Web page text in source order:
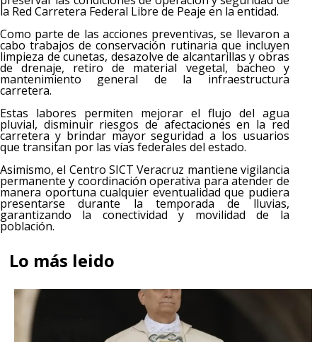
la Red Carretera Federal Libre de Peaje en la entidad.
Como parte de las acciones preventivas, se llevaron a
cabo trabajos de conservación rutinaria que incluyen
limpieza de cunetas, desazolve de alcantarillas y obras
de drenaje, retiro de material vegetal, bacheo y
mantenimiento general de la infraestructura
carretera.
Estas labores permiten mejorar el flujo del agua
pluvial, disminuir riesgos de afectaciones en la red
carretera y brindar mayor seguridad a los usuarios
que transitan por las vías federales del estado.
Asimismo, el Centro SICT Veracruz mantiene vigilancia
permanente y coordinación operativa para atender de
manera oportuna cualquier eventualidad que pudiera
presentarse durante la temporada de lluvias,
garantizando la conectividad y movilidad de la
población.
Lo más leido